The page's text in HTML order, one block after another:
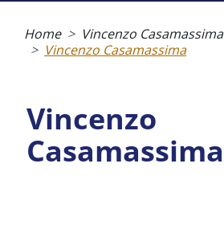
pane
Home
Vincenzo Casamassima
Vincenzo Casamassima
Vincenzo
Casamassima